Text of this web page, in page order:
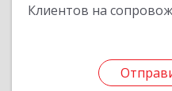
Клиентов на